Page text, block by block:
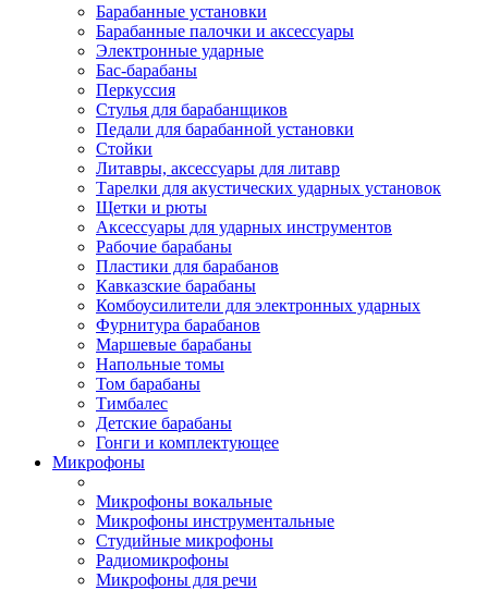
Барабанные установки
Барабанные палочки и аксессуары
Электронные ударные
Бас-барабаны
Перкуссия
Стулья для барабанщиков
Педали для барабанной установки
Стойки
Литавры, аксессуары для литавр
Тарелки для акустических ударных установок
Щетки и рюты
Аксессуары для ударных инструментов
Рабочие барабаны
Пластики для барабанов
Кавказские барабаны
Комбоусилители для электронных ударных
Фурнитура барабанов
Маршевые барабаны
Напольные томы
Том барабаны
Тимбалес
Детские барабаны
Гонги и комплектующее
Микрофоны
Микрофоны вокальные
Микрофоны инструментальные
Студийные микрофоны
Радиомикрофоны
Микрофоны для речи